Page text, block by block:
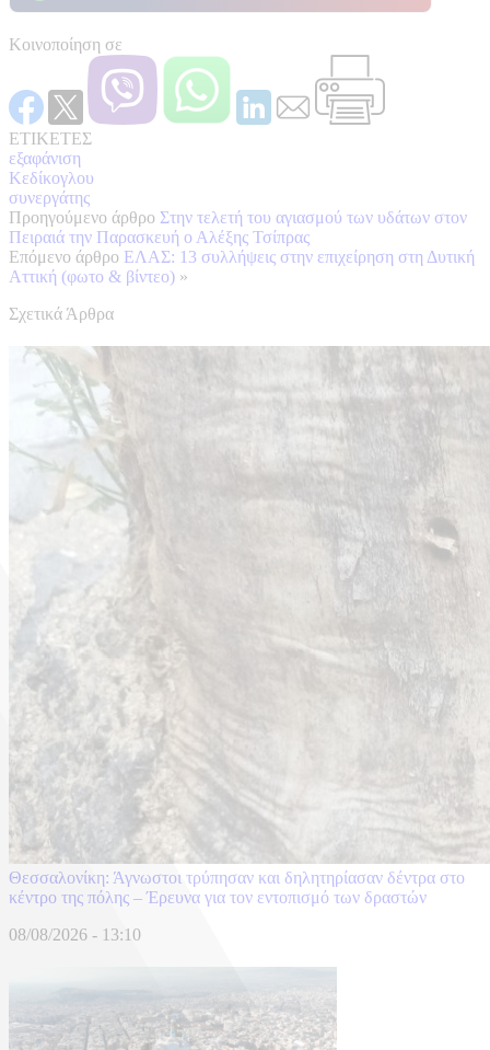
Κοινοποίηση σε
ΕΤΙΚΕΤΕΣ
εξαφάνιση
Κεδίκογλου
συνεργάτης
Προηγούμενο άρθρο Στην τελετή του αγιασμού των υδάτων στον
Πειραιά την Παρασκευή ο Αλέξης Τσίπρας
Επόμενο άρθρο ΕΛΑΣ: 13 συλλήψεις στην επιχείρηση στη Δυτική
Αττική (φωτο & βίντεο) »
Σχετικά Άρθρα
Θεσσαλονίκη: Άγνωστοι τρύπησαν και δηλητηρίασαν δέντρα στο
κέντρο της πόλης – Έρευνα για τον εντοπισμό των δραστών
08/08/2026 - 13:10